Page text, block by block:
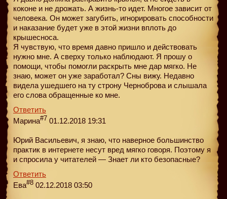
коконе и не дрожать. А жизнь-то идет. Многое зависит от
человека. Он может загубить, игнорировать способности
и наказание будет уже в этой жизни вплоть до
крышесноса.
Я чувствую, что время давно пришло и действовать
нужно мне. А сверху только наблюдают. Я прошу о
помощи, чтобы помогли раскрыть мне дар мягко. Не
знаю, может он уже заработал? Сны вижу. Недавно
видела ушедшего на ту строну Черноброва и слышала
его слова обращенные ко мне.
Ответить
Марина#7 01.12.2018 19:31
Юрий Васильевич, я знаю, что наверное большинство
практик в интернете несут вред мягко говоря. Поэтому я
и спросила у читателей — Знает ли кто безопасные?
Ответить
Ева#8 02.12.2018 03:50